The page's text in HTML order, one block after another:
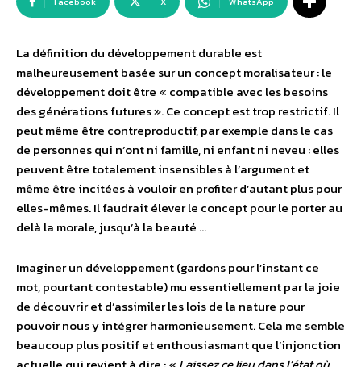
La définition du développement durable est
malheureusement basée sur un concept moralisateur : le
développement doit être « compatible avec les besoins
des générations futures ». Ce concept est trop restrictif. Il
peut même être contreproductif, par exemple dans le cas
de personnes qui n’ont ni famille, ni enfant ni neveu : elles
peuvent être totalement insensibles à l’argument et
même être incitées à vouloir en profiter d’autant plus pour
elles-mêmes. Il faudrait élever le concept pour le porter au
delà la morale, jusqu’à la beauté …
Imaginer un développement (gardons pour l’instant ce
mot, pourtant contestable) mu essentiellement par la joie
de découvrir et d’assimiler les lois de la nature pour
pouvoir nous y intégrer harmonieusement. Cela me semble
beaucoup plus positif et enthousiasmant que l’injonction